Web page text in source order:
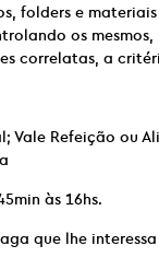
folders e
os
correlatas, a
Vale Refeição ou
às 16hs.
que lhe